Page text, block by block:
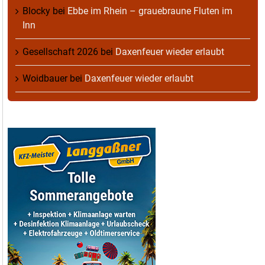
Blocky bei Ebbe im Rhein – grauebraune Fluten im
Inn
Gesellschaft 2026 bei Daxenfeuer wieder erlaubt
Woidbauerbei Daxenfeuer wieder erlaubt